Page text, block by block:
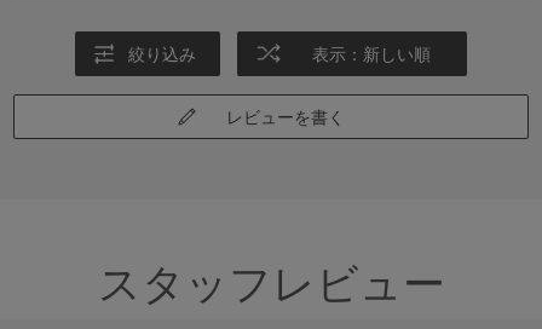
絞り込み 表示：新しい順
レビューを書く
スタッフレビュー